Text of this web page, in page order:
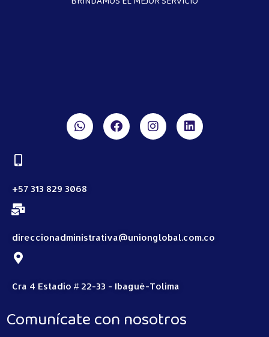
+57 313 829 3068
direccionadministrativa@unionglobal.com.co
Cra 4 Estadio # 22-33 - Ibagué-Tolima
Comunícate con nosotros